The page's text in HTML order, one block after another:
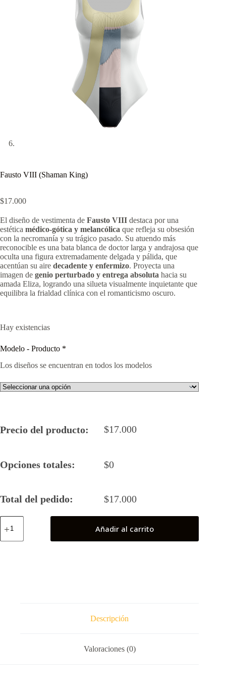
Fausto VIII (Shaman King)
$17.000
El diseño de vestimenta de Fausto VIII destaca por una
estética médico-gótica y melancólica que refleja su obsesión
con la necromanía y su trágico pasado. Su atuendo más
reconocible es una bata blanca de doctor larga y andrajosa que
oculta una figura extremadamente delgada y pálida, que
acentúan su aire decadente y enfermizo. Proyecta una
imagen de genio perturbado y entrega absoluta hacia su
amada Eliza, logrando una silueta visualmente inquietante que
equilibra la frialdad clínica con el romanticismo oscuro.
Hay existencias
Modelo - Producto *
Los diseños se encuentran en todos los modelos
Precio del producto: $17.000
Opciones totales: $0
Total del pedido: $17.000
Fausto
VIII
Añadir al carrito
Descripción
Valoraciones (0)